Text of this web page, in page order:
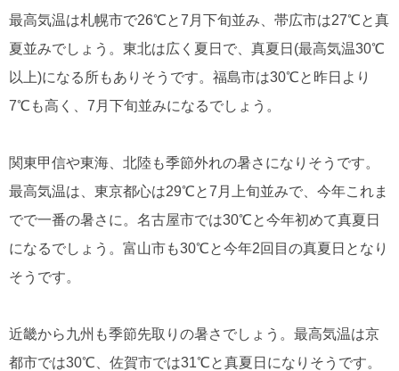
最高気温は札幌市で26℃と7月下旬並み、帯広市は27℃と真
夏並みでしょう。東北は広く夏日で、真夏日(最高気温30℃
以上)になる所もありそうです。福島市は30℃と昨日より
7℃も高く、7月下旬並みになるでしょう。
関東甲信や東海、北陸も季節外れの暑さになりそうです。
最高気温は、東京都心は29℃と7月上旬並みで、今年これま
でで一番の暑さに。名古屋市では30℃と今年初めて真夏日
になるでしょう。富山市も30℃と今年2回目の真夏日となり
そうです。
近畿から九州も季節先取りの暑さでしょう。最高気温は京
都市では30℃、佐賀市では31℃と真夏日になりそうです。